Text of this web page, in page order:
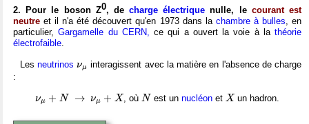
2. Pour le boson Z0, decharge électrique nulle, le courant est
neutre et il n'a été découvert qu'en 1973 dans la chambre à bulles, en
particulier,Gargamelle du CERN, ce qui a ouvert la voie à la théorie
électrofaible.
Lesneutrinos νμ
νμ
interagissent avec la matière en l'absence de charge
:
νμ + N → νμ + X
+ → μ , oùN
N est un nucléonet X
X un hadron.